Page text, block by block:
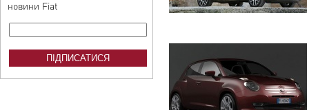
новини Fiat